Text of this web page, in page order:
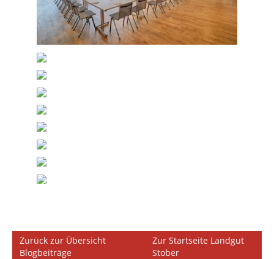
Zurück zur Übersicht
Blogbeiträge
Zur Startseite Landgut
Stober